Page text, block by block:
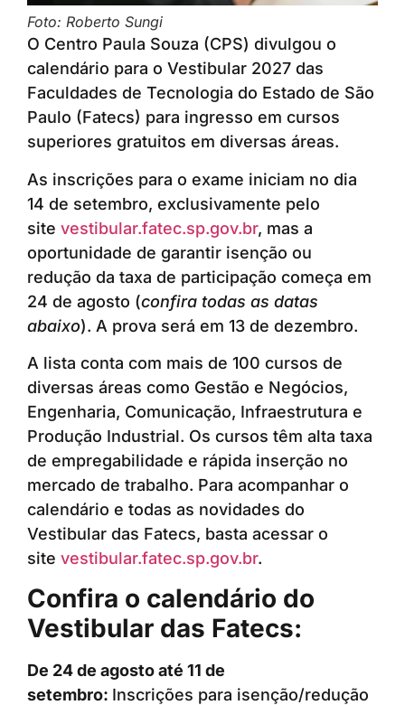
Foto: Roberto Sungi
O Centro Paula Souza (CPS) divulgou o
calendário para o Vestibular 2027 das
Faculdades de Tecnologia do Estado de São
Paulo (Fatecs) para ingresso em cursos
superiores gratuitos em diversas áreas.
As inscrições para o exame iniciam no dia
14 de setembro, exclusivamente pelo
site vestibular.fatec.sp.gov.br, mas a
oportunidade de garantir isenção ou
redução da taxa de participação começa em
24 de agosto (confira todas as datas
abaixo). A prova será em 13 de dezembro.
A lista conta com mais de 100 cursos de
diversas áreas como Gestão e Negócios,
Engenharia, Comunicação, Infraestrutura e
Produção Industrial. Os cursos têm alta taxa
de empregabilidade e rápida inserção no
mercado de trabalho. Para acompanhar o
calendário e todas as novidades do
Vestibular das Fatecs, basta acessar o
site vestibular.fatec.sp.gov.br.
Confira o calendário do
Vestibular das Fatecs:
De 24 de agosto até 11 de
setembro: Inscrições para isenção/redução